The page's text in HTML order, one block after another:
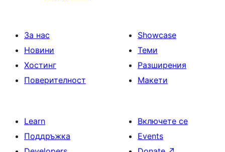
За нас
Новини
Хостинг
Поверителност
Showcase
Теми
Разширения
Макети
Learn
Поддръжка
Включете се
Events